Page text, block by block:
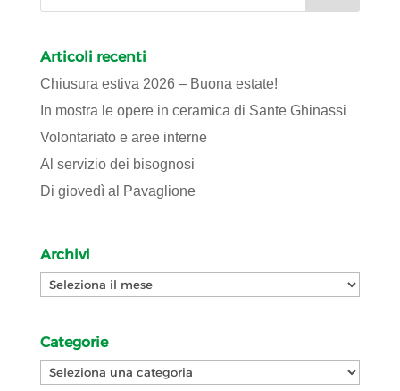
Articoli recenti
Chiusura estiva 2026 – Buona estate!
In mostra le opere in ceramica di Sante Ghinassi
Volontariato e aree interne
Al servizio dei bisognosi
Di giovedì al Pavaglione
Archivi
Archivi
Categorie
Categorie